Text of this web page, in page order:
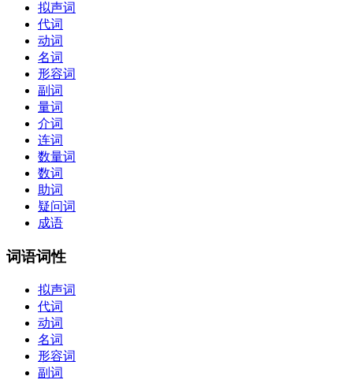
拟声词
代词
动词
名词
形容词
副词
量词
介词
连词
数量词
数词
助词
疑问词
成语
词语词性
拟声词
代词
动词
名词
形容词
副词